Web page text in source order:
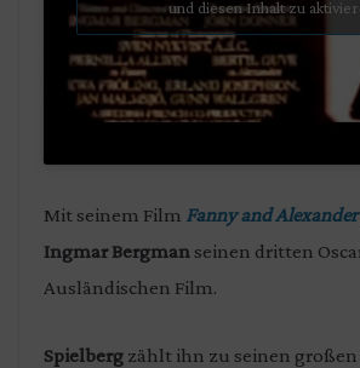
und diesen Inhalt zu
Mit seinem Film Fanny and Alexander
Ingmar Bergman seinen dritten
Ausländischen Film.
Spielberg zählt ihn zu seinen großen